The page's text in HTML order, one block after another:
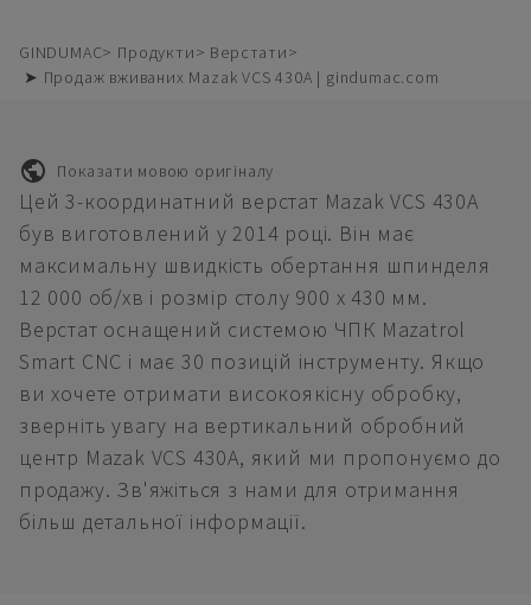
GINDUMAC Продукти
Верстати
➤ Продаж вживаних Mazak VCS 430A | gindumac.com
Показати мовою оригіналу
Цей 3-координатний верстат Mazak VCS 430A
був виготовлений у 2014 році. Він має
максимальну швидкість обертання шпинделя
12 000 об/хв і розмір столу 900 x 430 мм.
Верстат оснащений системою ЧПК Mazatrol
Smart CNC і має 30 позицій інструменту. Якщо
ви хочете отримати високоякісну обробку,
зверніть увагу на вертикальний обробний
центр Mazak VCS 430A, який ми пропонуємо до
продажу. Зв'яжіться з нами для отримання
більш детальної інформації.